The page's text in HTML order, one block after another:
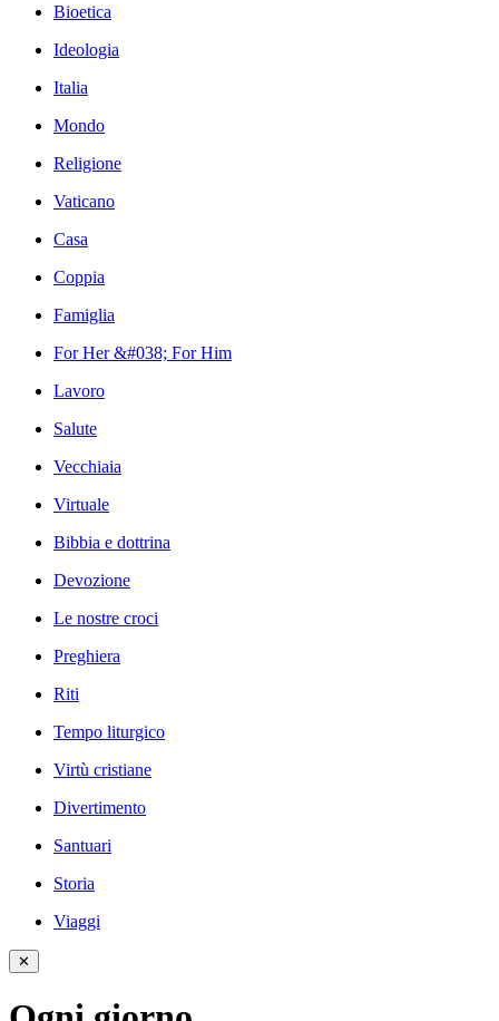
Bioetica
Ideologia
Italia
Mondo
Religione
Vaticano
Casa
Coppia
Famiglia
For Her &#038; For Him
Lavoro
Salute
Vecchiaia
Virtuale
Bibbia e dottrina
Devozione
Le nostre croci
Preghiera
Riti
Tempo liturgico
Virtù cristiane
Divertimento
Santuari
Storia
Viaggi
✕